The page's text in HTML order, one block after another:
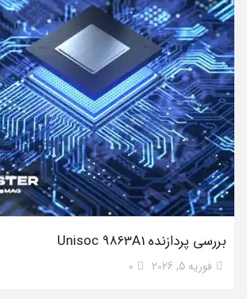
بررسی پردازنده Unisoc 9863A1
فوریه 5, 2026 0